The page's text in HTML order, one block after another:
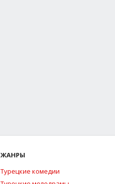
ЖАНРЫ
Турецкие комедии